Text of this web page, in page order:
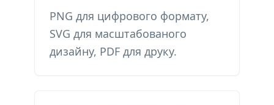
PNG для цифрового формату,
SVG для масштабованого
дизайну, PDF для друку.